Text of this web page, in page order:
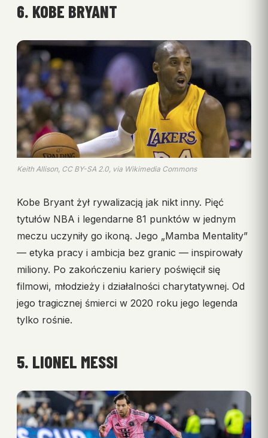
6. KOBE BRYANT
Keith Allison, CC BY-SA 2.0, via Wikimedia Commons
Kobe Bryant żył rywalizacją jak nikt inny. Pięć
tytułów NBA i legendarne 81 punktów w jednym
meczu uczyniły go ikoną. Jego „Mamba Mentality”
— etyka pracy i ambicja bez granic — inspirowały
miliony. Po zakończeniu kariery poświęcił się
filmowi, młodzieży i działalności charytatywnej. Od
jego tragicznej śmierci w 2020 roku jego legenda
tylko rośnie.
5. LIONEL MESSI